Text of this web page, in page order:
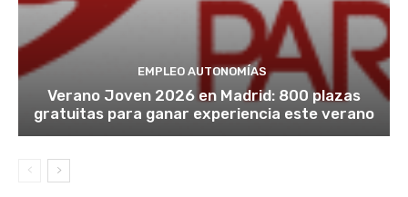
EMPLEO AUTONOMÍAS
Verano Joven 2026 en Madrid: 800 plazas
gratuitas para ganar experiencia este verano